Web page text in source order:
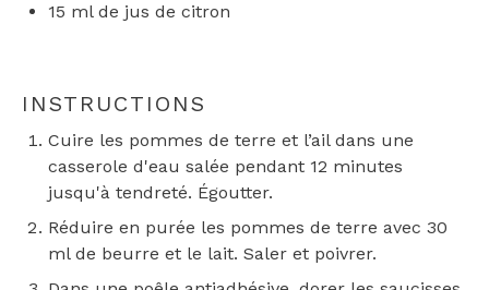
15 ml de jus de citron
INSTRUCTIONS
Cuire les pommes de terre et l’ail dans une
casserole d'eau salée pendant 12 minutes
jusqu'à tendreté. Égoutter.
Réduire en purée les pommes de terre avec 30
ml de beurre et le lait. Saler et poivrer.